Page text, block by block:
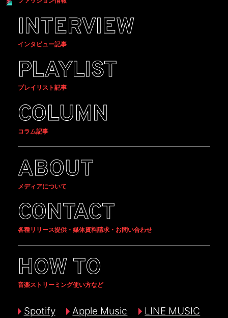
INTERVIEW
インタビュー記事
PLAYLIST
プレイリスト記事
COLUMN
コラム記事
ABOUT
メディアについて
CONTACT
各種リリース提供・媒体資料請求・お問い合わせ
HOW TO
音楽ストリーミング使い方など
Spotify Apple Music
LINE MUSIC